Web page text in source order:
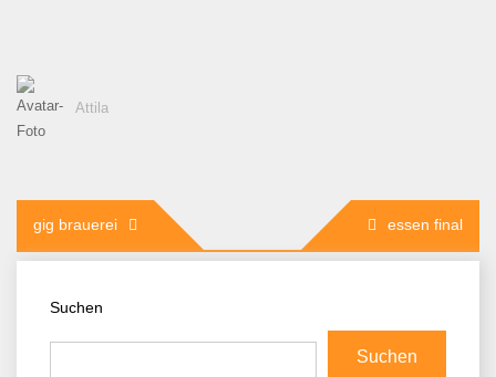
Attila
Beitragsnavigation
gig brauerei essen final
Suchen
Suchen